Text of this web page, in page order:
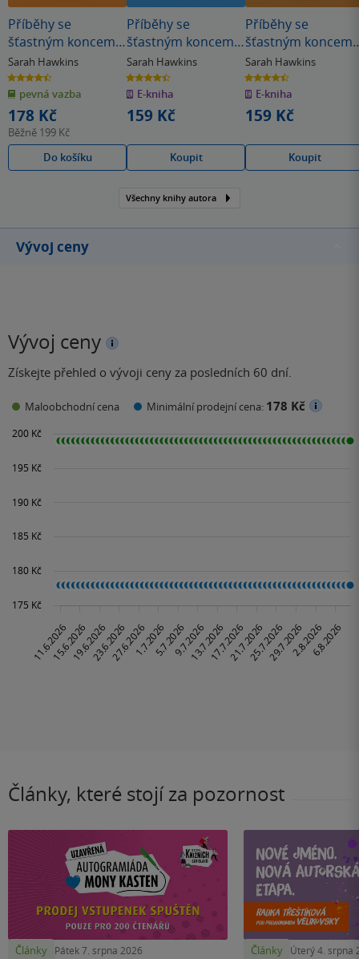
Příběhy se
šťastným koncem:
Uzdravený poník
Sarah Hawkins
4.5
z
5
hvězdiček
pevná vazba
178 Kč
Běžně 199 Kč
Do košíku
Příběhy se
šťastným koncem -
Vyplašený jezevec
Sarah Hawkins
4.4
z
5
hvězdiček
E-kniha
159 Kč
Koupit
Příběhy se
šťastným koncem -
Uzdravený poník
Sarah Hawkins
4.5
z
5
hvězdiček
E-kniha
159 Kč
Koupit
Všechny knihy autora
Vývoj ceny
Vývoj ceny
Získejte přehled o vývoji ceny za posledních 60 dní.
Maloobchodní cena Minimální prodejní cena: 178 Kč
Články, které stojí za pozornost
Články Pátek 7. srpna 2026 Články Úterý 4. srpna